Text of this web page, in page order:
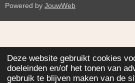
Deze website gebruikt cookies
doeleinden en/of het tonen van
gebruik te blijven maken van de
e
b
k
t
a
a
m
Powered by JouwWeb